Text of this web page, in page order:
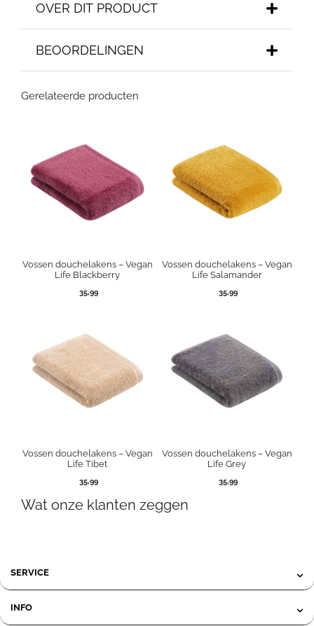
OVER DIT PRODUCT
BEOORDELINGEN
Gerelateerde producten
Vossen douchelakens – Vegan
Life Blackberry
35,99
Vossen douchelakens – Vegan
Life Salamander
35,99
Vossen douchelakens – Vegan
Life Tibet
35,99
Vossen douchelakens – Vegan
Life Grey
35,99
Wat onze klanten zeggen
SERVICE
INFO